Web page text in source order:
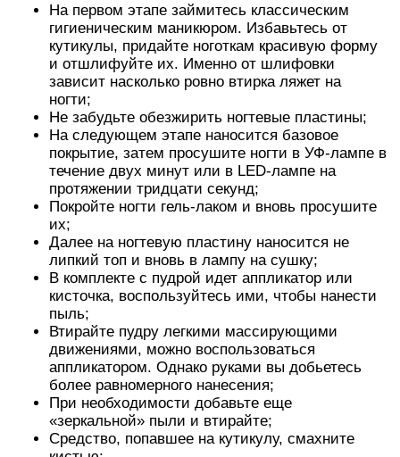
На первом этапе займитесь классическим
гигиеническим маникюром. Избавьтесь от
кутикулы, придайте ноготкам красивую форму
и отшлифуйте их. Именно от шлифовки
зависит насколько ровно втирка ляжет на
ногти;
Не забудьте обезжирить ногтевые пластины;
На следующем этапе наносится базовое
покрытие, затем просушите ногти в УФ-лампе в
течение двух минут или в LED-лампе на
протяжении тридцати секунд;
Покройте ногти гель-лаком и вновь просушите
их;
Далее на ногтевую пластину наносится не
липкий топ и вновь в лампу на сушку;
В комплекте с пудрой идет аппликатор или
кисточка, воспользуйтесь ими, чтобы нанести
пыль;
Втирайте пудру легкими массирующими
движениями, можно воспользоваться
аппликатором. Однако руками вы добьетесь
более равномерного нанесения;
При необходимости добавьте еще
«зеркальной» пыли и втирайте;
Средство, попавшее на кутикулу, смахните